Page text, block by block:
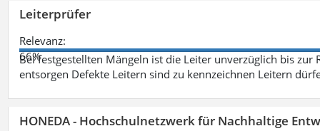
Leiterprüfer
Relevanz:
66%
Bei festgestellten Mängeln ist die Leiter unverzüglich bis zur
entsorgen Defekte Leitern sind zu kennzeichnen Leitern
HONEDA - Hochschulnetzwerk für Nachhaltige